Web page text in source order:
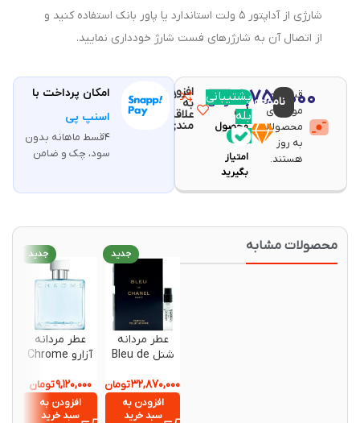
شارژی از آداپتور ۵ ولت استاندارد یا پاور بانک استفاده کنید و
از اتصال آن به شارژرهای فست شارژ خودداری نمایید.
قیمت و
موجودی
محصولات
به روز
هستند.
۴,۷۵۰,۰۰۰تومان ناموجودبا خرید
این
محصول
۹۵
امتیاز
بگیرید
پشتیبانی
بله
افزودن
به
علاقه
مندی
مقایسه
امکان پرداخت با
اسنپ پی
۴قسط ماهانه بدون
سود، چک و ضامن
محصولات مشابه
عطر مردانه
شنل Bleu de
Parfum حجم۳۲,۸۷۰,۰۰۰تومان
افزودن به
سبد خرید
جدید
عطر مردانه
آزارو Chrome
Toilette حجم
100 میلی‌لیتر
۹,۱۲۰,۰۰۰تومان
افزودن به
سبد خرید
جدید
ست